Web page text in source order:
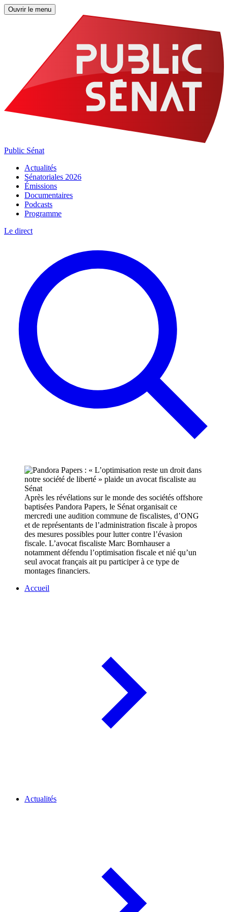
Ouvrir le menu
Public Sénat
Actualités
Sénatoriales 2026
Émissions
Documentaires
Podcasts
Programme
Le direct
Après les révélations sur le monde des sociétés offshore
baptisées Pandora Papers, le Sénat organisait ce
mercredi une audition commune de fiscalistes, d’ONG
et de représentants de l’administration fiscale à propos
des mesures possibles pour lutter contre l’évasion
fiscale. L’avocat fiscaliste Marc Bornhauser a
notamment défendu l’optimisation fiscale et nié qu’un
seul avocat français ait pu participer à ce type de
montages financiers.
Accueil
Actualités